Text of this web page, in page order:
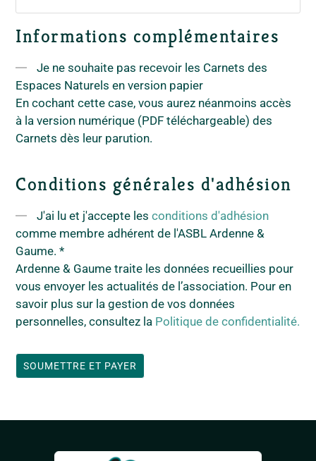
Informations complémentaires
Je ne souhaite pas recevoir les Carnets des
Espaces Naturels en version papier
En cochant cette case, vous aurez néanmoins accès
à la version numérique (PDF téléchargeable) des
Carnets dès leur parution.
Conditions générales d'adhésion
J'ai lu et j'accepte lesconditions d'adhésion
comme membre adhérent de l'ASBL Ardenne &
Gaume. *
Ardenne & Gaume traite les données recueillies pour
vous envoyer les actualités de l’association. Pour en
savoir plus sur la gestion de vos données
personnelles, consultez la Politique de confidentialité.